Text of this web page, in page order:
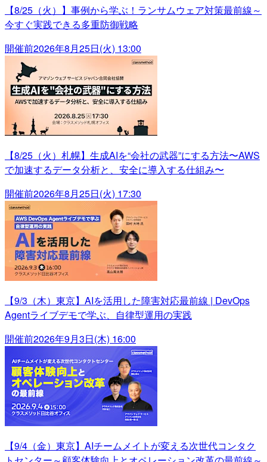
【8/25（火）】事例から学ぶ！ランサムウェア対策最前線～
今すぐ実践できる多重防御戦略
開催前2026年8月25日(火) 13:00
【8/25（火）札幌】生成AIを“会社の武器”にする方法〜AWS
で加速するデータ分析と、安全に導入する仕組み〜
開催前2026年8月25日(火) 17:30
【9/3（木）東京】AIを活用した障害対応最前線 | DevOps
Agentライブデモで学ぶ、自律型運用の実践
開催前2026年9月3日(木) 16:00
【9/4（金）東京】AIチームメイトが変える次世代コンタク